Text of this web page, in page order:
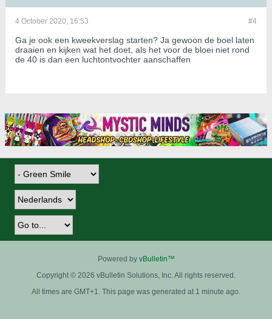
#4
4 October 2020, 16:53
Ga je ook een kweekverslag starten? Ja gewoon de boel laten
draaien en kijken wat het doet, als het voor de bloei niet rond
de 40 is dan een luchtontvochter aanschaffen
Powered by vBulletin™
Copyright © 2026 vBulletin Solutions, Inc. All rights reserved.
All times are GMT+1. This page was generated at 1 minute ago.